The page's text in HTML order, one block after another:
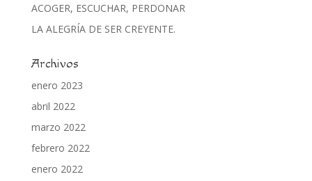
ACOGER, ESCUCHAR, PERDONAR
LA ALEGRÍA DE SER CREYENTE.
Archivos
enero 2023
abril 2022
marzo 2022
febrero 2022
enero 2022